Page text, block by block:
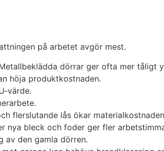
på arbetet avgör mest.
dörrar ger ofta mer tåligt
höja produktkostnaden.
flerslutande lås ökar
nya bleck och foder ger fler
av den gamla dörren.